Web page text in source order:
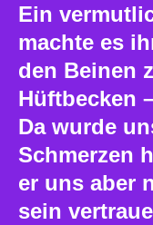
Ein
machte es
den Beinen
Hüftbecken
Da wurde
Schmerzen
er uns aber
sein